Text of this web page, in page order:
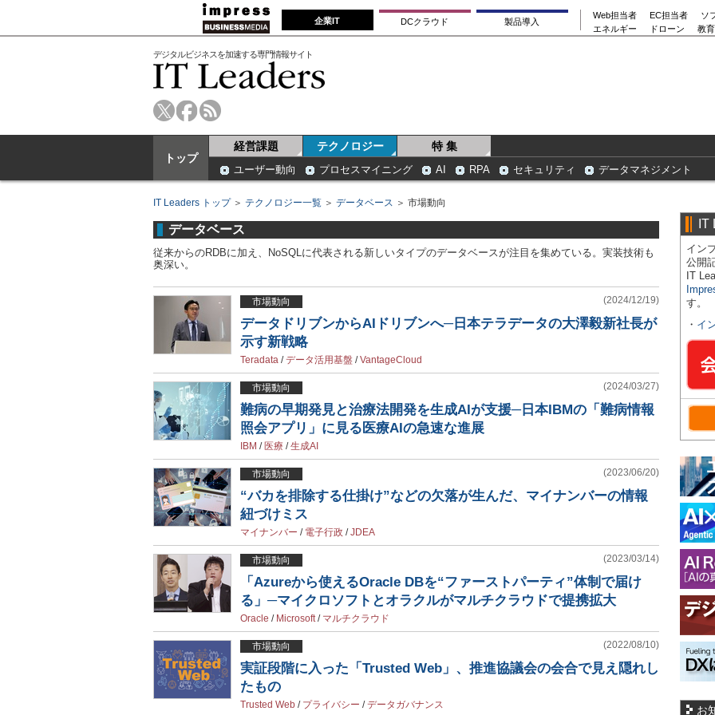
企業IT DCクラウド 製品導入
Web担当者 EC担当者
ソ
エネルギー
ドローン 教
デジタルビジネスを加速する専門情報サイト
トップ
経営課題 テクノロジー 特 集
ユーザー動向 プロセスマイニング AI RPA セキュリティ データマネジメント
IT Leaders トップ＞ テクノロジー一覧 ＞ データベース ＞ 市場動向
データベース
従来からのRDBに加え、NoSQLに代表される新しいタイプのデータベースが注目を集めている。実装技術も
奥深い。
市場動向 (2024/12/19)
データドリブンからAIドリブンへ─日本テラデータの大澤毅新社長が
示す新戦略
Teradata /データ活用基盤 /VantageCloud
市場動向 (2024/03/27)
難病の早期発見と治療法開発を生成AIが支援─日本IBMの「難病情報
照会アプリ」に見る医療AIの急速な進展
IBM / 医療 /生成AI
市場動向 (2023/06/20)
“バカを排除する仕掛け”などの欠落が生んだ、マイナンバーの情報
紐づけミス
マイナンバー / 電子行政 /JDEA
市場動向 (2023/03/14)
「Azureから使えるOracle DBを“ファーストパーティ”体制で届け
る」─マイクロソフトとオラクルがマルチクラウドで提携拡大
Oracle / Microsoft/ マルチクラウド
市場動向 (2022/08/10)
実証段階に入った「Trusted Web」、推進協議会の会合で見え隠れし
たもの
Trusted Web / プライバシー /データガバナンス
IT
イン
公開
IT
す。
・ イ
お